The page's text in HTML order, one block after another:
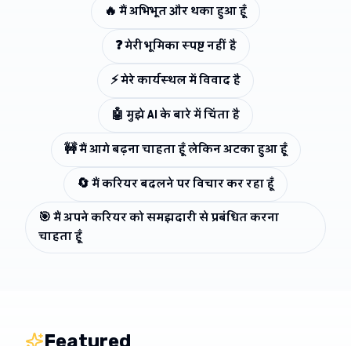
🔥मैं अभिभूत और थका हुआ हूँ
❓मेरी भूमिका स्पष्ट नहीं है
⚡मेरे कार्यस्थल में विवाद है
🤖मुझे AI के बारे में चिंता है
🚧मैं आगे बढ़ना चाहता हूँ लेकिन अटका हुआ हूँ
🔄मैं करियर बदलने पर विचार कर रहा हूँ
🎯मैं अपने करियर को समझदारी से प्रबंधित करना
चाहता हूँ
Featured